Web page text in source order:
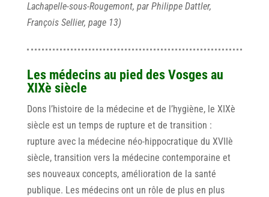
Lachapelle-sous-Rougemont, par Philippe Dattler,
François Sellier, page 13)
Les médecins au pied des Vosges au
XIXè siècle
Dons l’histoire de Ia médecine et de l’hygiène, le XIXè
siècle est un temps de rupture et de transition :
rupture avec la médecine néo-hippocratique du XVIIè
siècle, transition vers Ia médecine contemporaine et
ses nouveaux concepts, amélioration de la santé
publique. Les médecins ont un rôle de plus en plus